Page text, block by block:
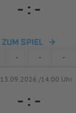
- : -
ZUM SPIEL
- - -
13.09.2026 /14:00 Uhr
- : -